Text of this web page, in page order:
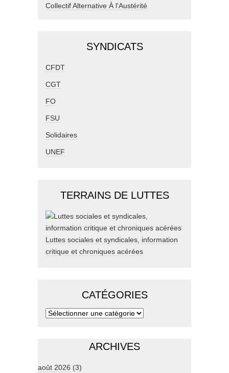
Collectif Alternative À l'Austérité
SYNDICATS
CFDT
CGT
FO
FSU
Solidaires
UNEF
TERRAINS DE LUTTES
Luttes sociales et syndicales, information
critique et chroniques acérées
CATÉGORIES
ARCHIVES
août 2026 (3)